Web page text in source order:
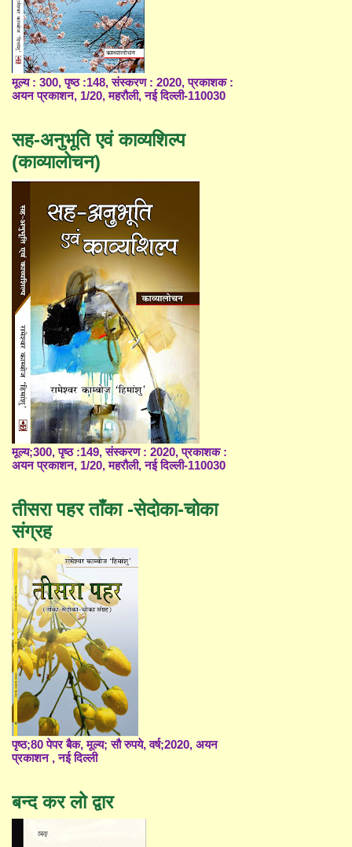
मूल्य : 300, पृष्ठ :148, संस्करण : 2020, प्रकाशक :
अयन प्रकाशन, 1/20, महरौली, नई दिल्ली-110030
सह-अनुभूति एवं काव्यशिल्प
(काव्यालोचन)
मूल्य;300, पृष्ठ :149, संस्करण : 2020, प्रकाशक :
अयन प्रकाशन, 1/20, महरौली, नई दिल्ली-110030
तीसरा पहर ताँका -सेदोका-चोका
संग्रह
पृष्ठ;80 पेपर बैक, मूल्य; सौ रुपये, वर्ष;2020, अयन
प्रकाशन , नई दिल्ली
बन्द कर लो द्वार